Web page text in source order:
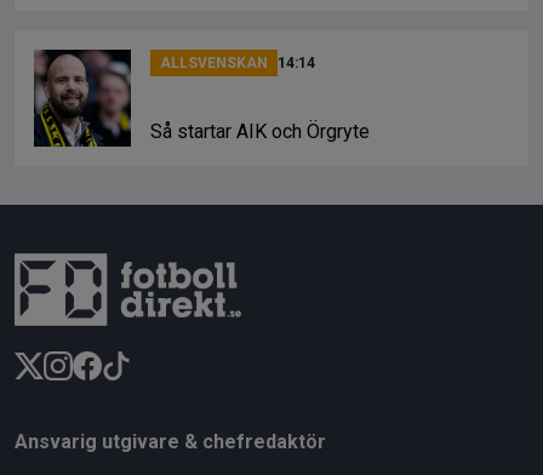
ALLSVENSKAN 14:14
Så startar AIK och Örgryte
Ansvarig utgivare & chefredaktör